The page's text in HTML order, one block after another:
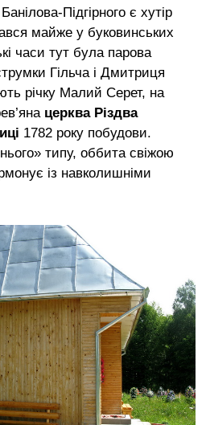
Підгірного є хутір
майже у буковинських
часи тут була парова
Гільча і Дмитриця
річку Малий Серет, на
церква Різдва
1782 року побудови.
типу, оббита свіжою
із навколишніми